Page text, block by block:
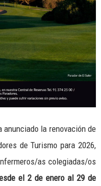
anunciado la renovación de
de Turismo para 2026,
as colegiadas/os
el 2 de enero al 29 de